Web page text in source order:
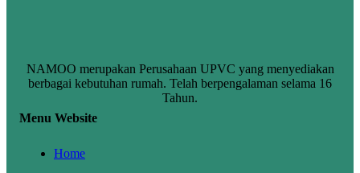
NAMOO merupakan Perusahaan UPVC yang menyediakan
berbagai kebutuhan rumah. Telah berpengalaman selama 16
Tahun.
Menu Website
Home